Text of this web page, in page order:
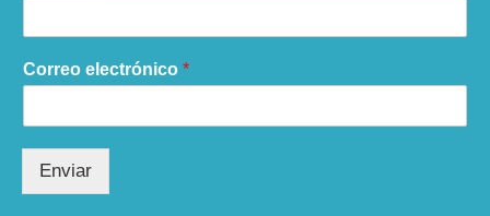
Correo electrónico *
Enviar